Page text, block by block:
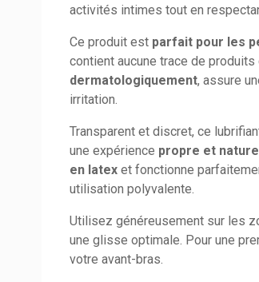
activités intimes tout en
Ce produit est parfait pour les
contient aucune trace de
dermatologiquement, assure
irritation.
Transparent et discret, ce
une expérience propre et
en latex et fonctionne
utilisation polyvalente.
Utilisez généreusement sur les
une glisse optimale. Pour une
votre avant-bras.